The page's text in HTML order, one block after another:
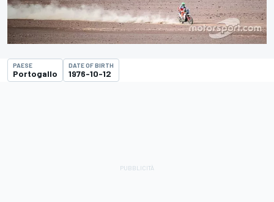
PAESE
Portogallo
DATE OF BIRTH
1976-10-12